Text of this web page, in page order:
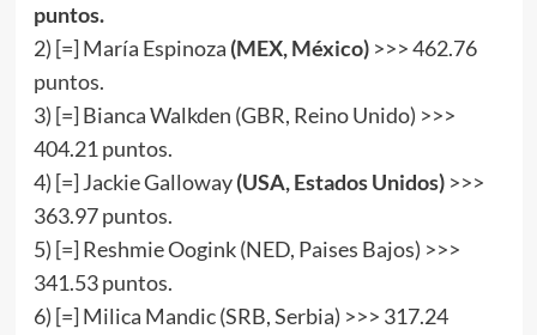
puntos.
2) [=] María Espinoza (MEX, México)>>> 462.76
puntos.
3) [=] Bianca Walkden (GBR, Reino Unido) >>>
404.21 puntos.
4) [=] Jackie Galloway(USA, Estados Unidos)>>>
363.97 puntos.
5) [=] Reshmie Oogink (NED, Paises Bajos) >>>
341.53 puntos.
6) [=] Milica Mandic (SRB, Serbia) >>> 317.24